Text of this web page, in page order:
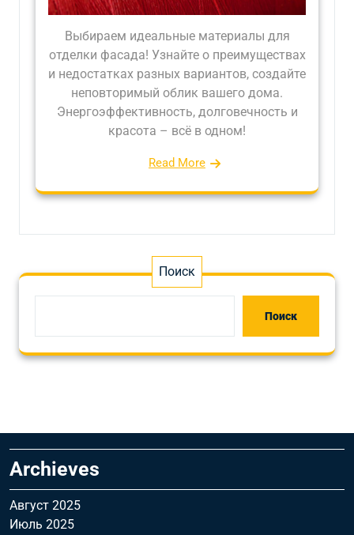
Выбираем идеальные материалы для
отделки фасада! Узнайте о преимуществах
и недостатках разных вариантов, создайте
неповторимый облик вашего дома.
Энергоэффективность, долговечность и
красота – всё в одном!
Read More
Поиск
Поиск
Archieves
Август 2025
Июль 2025